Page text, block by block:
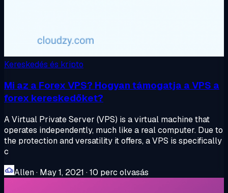
Kereskedés és kripto
Mi az a Forex VPS? Hogyan támogatja a VPS a
forex kereskedőket?
A Virtual Private Server (VPS) is a virtual machine that
operates independently, much like a real computer. Due to
the protection and versatility it offers, a VPS is specifically
c
Allen· May 1, 2021 ·10 perc olvasás